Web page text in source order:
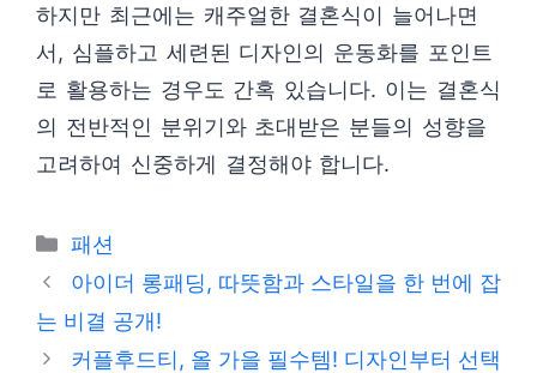
하지만 최근에는 캐주얼한 결혼식이 늘어나면
서, 심플하고 세련된 디자인의 운동화를 포인트
로 활용하는 경우도 간혹 있습니다. 이는 결혼식
의 전반적인 분위기와 초대받은 분들의 성향을
고려하여 신중하게 결정해야 합니다.
카
테
리
패션
아이더 롱패딩, 따뜻함과 스타일을 한 번에 잡
는 비결 공개!
커플후드티, 올 가을 필수템! 디자인부터 선택